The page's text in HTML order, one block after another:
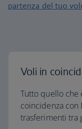
partenza del tuo
Voli in
Tutto quello che
coincidenza con
trasferimenti tra